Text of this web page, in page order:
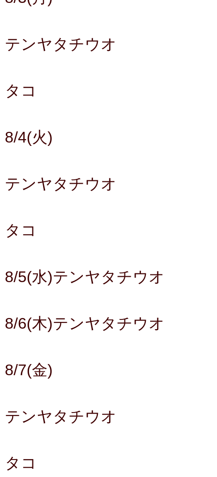
テンヤタチウオ
タコ
8/4(火)
テンヤタチウオ
タコ
8/5(水)テンヤタチウオ
8/6(木)テンヤタチウオ
8/7(金)
テンヤタチウオ
タコ